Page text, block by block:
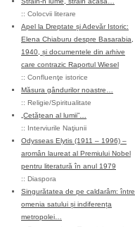
:: Colocvii literare
Apel la Dreptate și Adevăr Istoric:
Elena Chiaburu despre Basarabia,
1940, și documentele din arhive
care contrazic Raportul Wiesel
:: Confluenţe istorice
Măsura gândurilor noastre…
:: Religie/Spiritualitate
„Cetățean al lumii”…
:: Interviurile Naţiunii
Odysseas Elytis (1911 – 1996) –
aromân laureat al Premiului Nobel
pentru literatură în anul 1979
:: Diaspora
Singurătatea de pe caldarâm: între
omenia satului și indiferența
metropolei…